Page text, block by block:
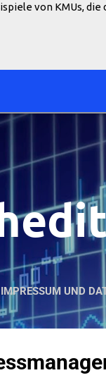
von KMUs,
für die
Fehlerquoten